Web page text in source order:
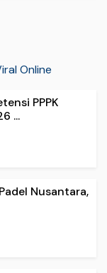
Online
PPPK
...
Nusantara,